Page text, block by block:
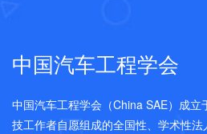
中国汽车工程学会
中国汽车工程学会（China SAE）成
技工作者自愿组成的全国性、学术性